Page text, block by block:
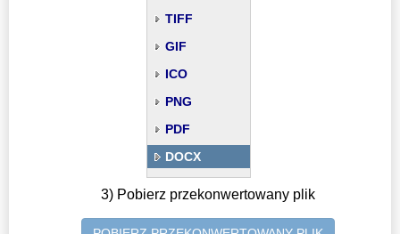
TIFF
GIF
ICO
PNG
PDF
DOCX
3) Pobierz przekonwertowany plik